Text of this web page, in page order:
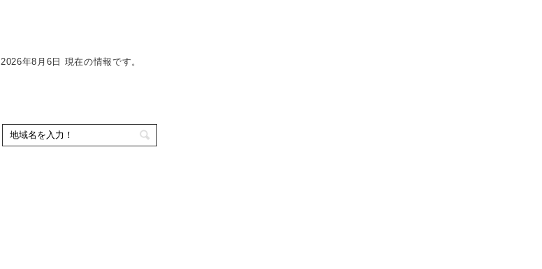
2026年8月6日 現在の情報です。